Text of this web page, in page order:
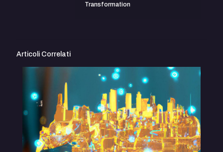
Transformation
Articoli Correlati